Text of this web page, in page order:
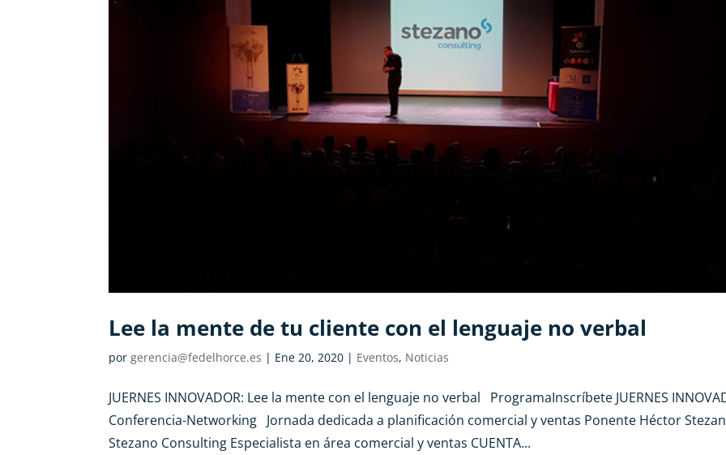
Lee la mente de tu cliente con el lenguaje no verbal
porgerencia@fedelhorce.es | Ene 20, 2020 | Eventos, Noticias
JUERNES INNOVADOR: Lee la mente con el lenguaje no verbal ProgramaInscríbete JUERNES
Conferencia-Networking Jornada dedicada a planificación comercial y ventas Ponente Héctor
Stezano Consulting Especialista en área comercial y ventas CUENTA...